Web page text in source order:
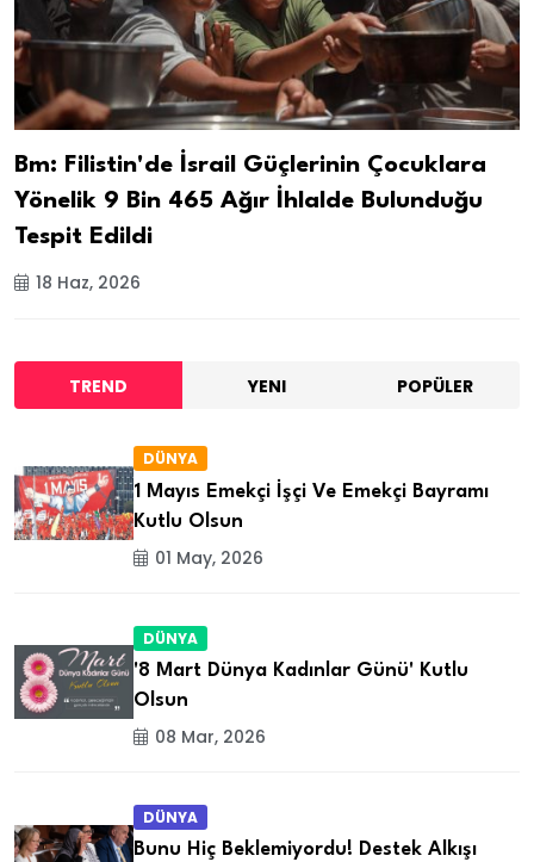
Bm: Filistin'de İsrail Güçlerinin Çocuklara
Yönelik 9 Bin 465 Ağır İhlalde Bulunduğu
Tespit Edildi
18 Haz, 2026
TREND YENI POPÜLER
DÜNYA
1 Mayıs Emekçi İşçi Ve Emekçi Bayramı
Kutlu Olsun
01 May, 2026
DÜNYA
'8 Mart Dünya Kadınlar Günü' Kutlu
Olsun
08 Mar, 2026
DÜNYA
Bunu Hiç Beklemiyordu! Destek Alkışı